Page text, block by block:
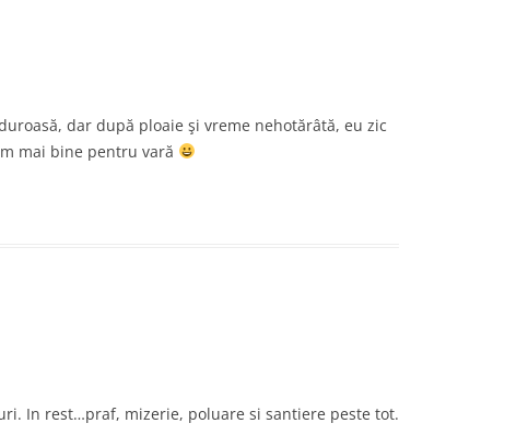
dar după ploaie şi vreme nehotărâtă, eu zic
mai bine pentru vară
In rest…praf, mizerie, poluare si santiere peste tot.